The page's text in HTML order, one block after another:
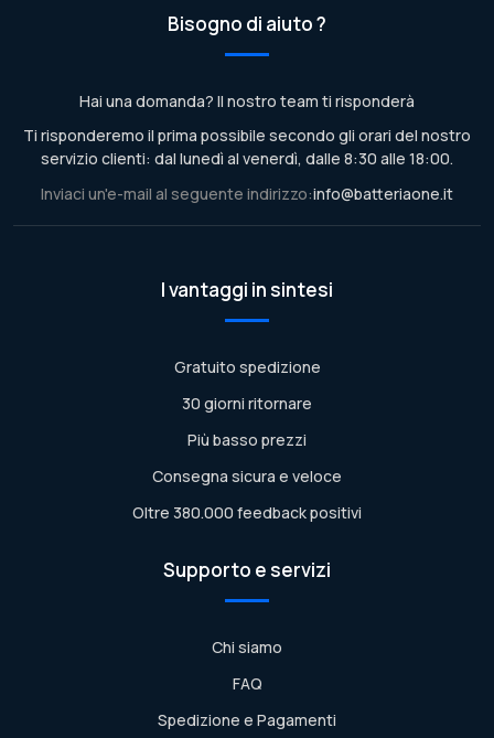
Bisogno di aiuto ?
Hai una domanda? Il nostro team ti risponderà
Ti risponderemo il prima possibile secondo gli orari del nostro
servizio clienti: dal lunedì al venerdì, dalle 8:30 alle 18:00.
Inviaci un'e-mail al seguente indirizzo:info@batteriaone.it
I vantaggi in sintesi
Gratuito spedizione
30 giorni ritornare
Più basso prezzi
Consegna sicura e veloce
Oltre 380.000 feedback positivi
Supporto e servizi
Chi siamo
FAQ
Spedizione e Pagamenti